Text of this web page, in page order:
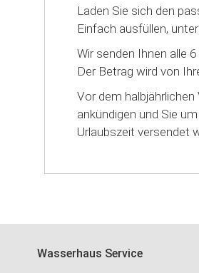
Laden Sie sich den
Einfach ausfüllen,
Wir senden Ihnen alle
Der Betrag wird von
Vor dem
ankündigen und Sie
Urlaubszeit versendet
Wasserhaus Service